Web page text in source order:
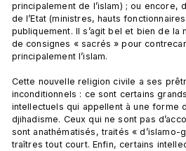
principalement de l’islam) ; ou encore,
de l’Etat (ministres, hauts
publiquement. Il s’agit bel et bien de
de consignes « sacrés » pour
principalement l’islam.
Cette nouvelle religion civile a ses
inconditionnels : ce sont certains
intellectuels qui appellent à une forme
djihadisme. Ceux qui ne sont pas
sont anathématisés, traités « d’islamo-
traîtres tout court. Enfin, certains